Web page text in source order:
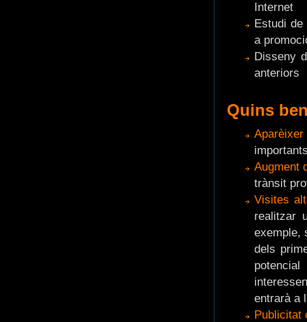
Internet
Estudi
a
Disseny
anteriors
Quins
Augment
trànsit
Visites
realitzar
exemple,
dels
entrarà a
Publicitat